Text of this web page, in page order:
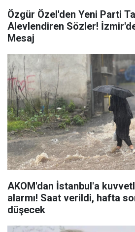
Özgür Özel'den Yeni Parti
Alevlendiren Sözler!
Mesaj
AKOM'dan İstanbul'a
alarmı! Saat verildi, hafta
düşecek